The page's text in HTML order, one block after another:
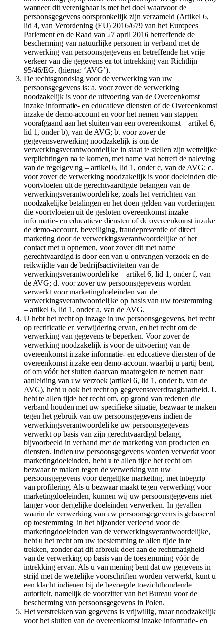
wanneer dit verenigbaar is met het doel waarvoor de
persoonsgegevens oorspronkelijk zijn verzameld (Artikel 6,
lid 4, van Verordening (EU) 2016/679 van het Europees
Parlement en de Raad van 27 april 2016 betreffende de
bescherming van natuurlijke personen in verband met de
verwerking van persoonsgegevens en betreffende het vrije
verkeer van die gegevens en tot intrekking van Richtlijn
95/46/EG, (hierna: ‘AVG’).
De rechtsgrondslag voor de verwerking van uw
persoonsgegevens is: a. voor zover de verwerking
noodzakelijk is voor de uitvoering van de Overeenkomst
inzake informatie- en educatieve diensten of de Overeenkomst
inzake de demo-account en voor het nemen van stappen
voorafgaand aan het sluiten van een overeenkomst – artikel 6,
lid 1, onder b), van de AVG; b. voor zover de
gegevensverwerking noodzakelijk is om de
verwerkingsverantwoordelijke in staat te stellen zijn wettelijke
verplichtingen na te komen, met name wat betreft de naleving
van de regelgeving – artikel 6, lid 1, onder c, van de AVG; c.
voor zover de verwerking noodzakelijk is voor doeleinden die
voortvloeien uit de gerechtvaardigde belangen van de
verwerkingsverantwoordelijke, zoals het verrichten van
noodzakelijke betalingen en het doen gelden van vorderingen
die voortvloeien uit de gesloten overeenkomst inzake
informatie- en educatieve diensten of de overeenkomst inzake
de demo-account, beveiliging, fraudepreventie of direct
marketing door de verwerkingsverantwoordelijke of het
contact met u opnemen, voor zover dit met name
gerechtvaardigd is door een van u ontvangen verzoek en de
reikwijdte van de bedrijfsactiviteiten van de
verwerkingsverantwoordelijke – artikel 6, lid 1, onder f, van
de AVG; d. voor zover uw persoonsgegevens worden
verwerkt voor marketingdoeleinden van de
verwerkingsverantwoordelijke op basis van uw toestemming
– artikel 6, lid 1, onder a, van de AVG.
U hebt het recht op inzage in uw persoonsgegevens, het recht
op rectificatie en verwijdering ervan, en het recht om de
verwerking van gegevens te beperken. Voor zover de
verwerking noodzakelijk is voor de uitvoering van de
overeenkomst inzake informatie- en educatieve diensten of de
overeenkomst inzake een demo-account waarbij u partij bent,
of om vóór het sluiten daarvan maatregelen te nemen naar
aanleiding van uw verzoek (artikel 6, lid 1, onder b, van de
AVG), hebt u ook het recht op gegevensoverdraagbaarheid. U
hebt te allen tijde het recht om, op grond van redenen die
verband houden met uw specifieke situatie, bezwaar te maken
tegen het gebruik van uw persoonsgegevens indien de
verwerkingsverantwoordelijke uw persoonsgegevens
verwerkt op basis van zijn gerechtvaardigd belang,
bijvoorbeeld in verband met de marketing van producten en
diensten. Indien uw persoonsgegevens worden verwerkt voor
marketingdoeleinden, hebt u te allen tijde het recht om
bezwaar te maken tegen de verwerking van uw
persoonsgegevens voor dergelijke marketing, met inbegrip
van profilering. Als u bezwaar maakt tegen verwerking voor
marketingdoeleinden, kunnen wij uw persoonsgegevens niet
langer voor dergelijke doeleinden verwerken. In gevallen
waarin de verwerking van uw persoonsgegevens is gebaseerd
op toestemming, in het bijzonder verleend voor de
marketingdoeleinden van de verwerkingsverantwoordelijke,
hebt u het recht om uw toestemming te allen tijde in te
trekken, zonder dat dit afbreuk doet aan de rechtmatigheid
van de verwerking op basis van de toestemming vóór de
intrekking ervan. Als u van mening bent dat uw gegevens in
strijd met de wettelijke voorschriften worden verwerkt, kunt u
een klacht indienen bij de bevoegde toezichthoudende
autoriteit, namelijk de voorzitter van het Bureau voor de
bescherming van persoonsgegevens in Polen.
Het verstrekken van gegevens is vrijwillig, maar noodzakelijk
voor het sluiten van de overeenkomst inzake informatie- en